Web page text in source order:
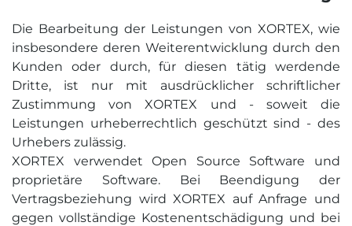
Die Bearbeitung der Leistungen von XORTEX, wie
insbesondere deren Weiterentwicklung durch den
Kunden oder durch, für diesen tätig werdende
Dritte, ist nur mit ausdrücklicher schriftlicher
Zustimmung von XORTEX und - soweit die
Leistungen urheberrechtlich geschützt sind - des
Urhebers zulässig.
XORTEX verwendet Open Source Software und
proprietäre Software. Bei Beendigung der
Vertragsbeziehung wird XORTEX auf Anfrage und
gegen vollständige Kostenentschädigung und bei